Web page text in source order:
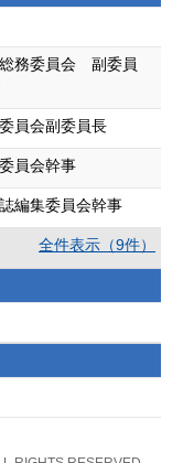
務委員会 副委員
員会副委員長
員会幹事
編集委員会幹事
全件表示（9件）